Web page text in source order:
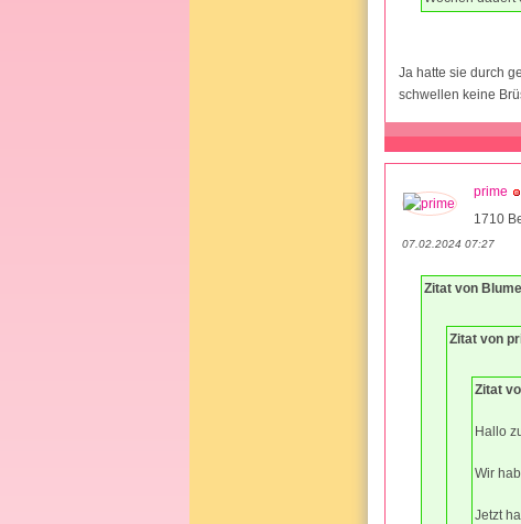
Ja hatte sie durch
schwellen keine
prime
1710
07.02.2024 07:27
Zitat von
Zitat von
Zitat
Hallo
Wir
Jetzt